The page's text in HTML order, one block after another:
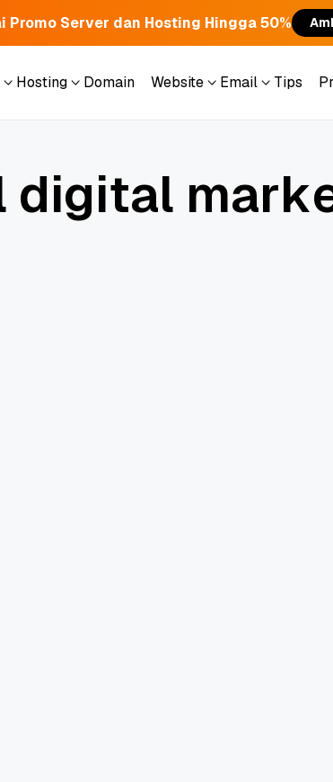
Promo Server dan Hosting Hingga 50%
Hosting
Domain
Website
Email
Tips
digital mark